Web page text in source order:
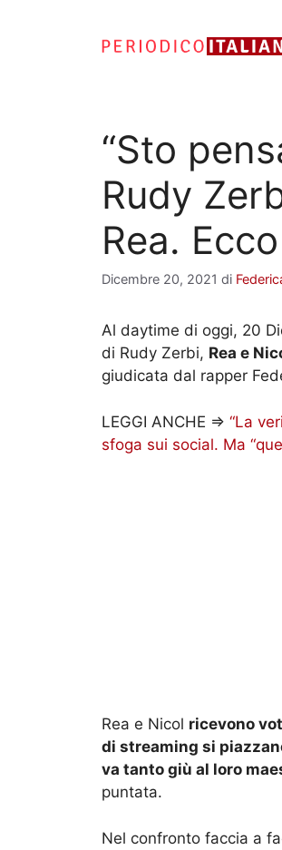
“Sto
Rudy
Rea.
Dicembre 20, 2021 di
Al daytime di oggi, 20
di Rudy Zerbi, Rea e
giudicata dal rapper
LEGGI ANCHE => “La
sfoga sui social. Ma
Rea e Nicol ricevono
di streaming si
va tanto giù al loro
puntata.
Nel confronto faccia a